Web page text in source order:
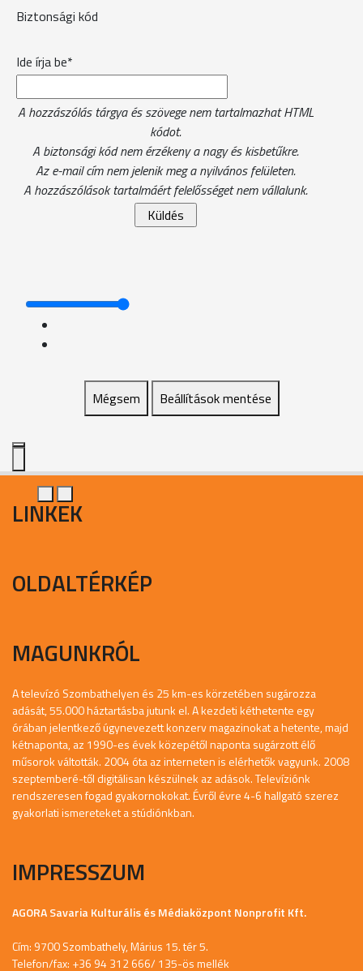
Biztonsági kód
Ide írja be*
A hozzászólás tárgya és szövege nem tartalmazhat HTML
kódot.
A biztonsági kód nem érzékeny a nagy és kisbetűkre.
Az e-mail cím nem jelenik meg a nyilvános felületen.
A hozzászólások tartalmáért felelősséget nem vállalunk.
Mégsem Beállítások mentése
LINKEK
OLDALTÉRKÉP
MAGUNKRÓL
A televízó Szombathelyen és 25 km-es körzetében sugározza
adását, 55.000 háztartásba jutunk el. A kezdeti kéthetente egy
órában jelentkező úgynevezett konzerv magazinokat a hetente, majd
kétnaponta, az 1990-es évek közepétől naponta sugárzott élő
műsorok váltották. 2004 óta az interneten is elérhetők vagyunk. 2008
szeptemberé-től digitálisan készülnek az adások. Televíziónk
rendszeresen fogad gyakornokokat. Évről évre 4-6 hallgató szerez
gyakorlati ismereteket a stúdiónkban.
IMPRESSZUM
AGORA Savaria Kulturális és Médiaközpont Nonprofit Kft.
Cím: 9700 Szombathely, Márius 15. tér 5.
Telefon/fax: +36 94 312 666/ 135-ös mellék